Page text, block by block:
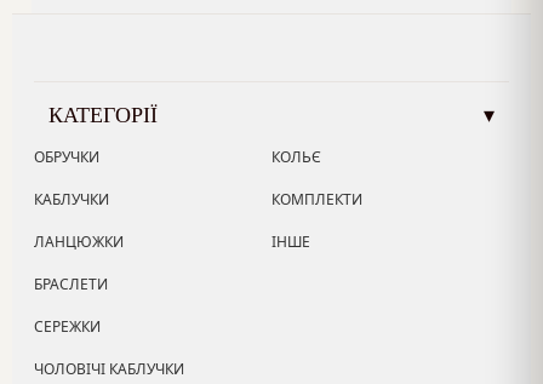
КАТЕГОРІЇ ▾
ОБРУЧКИ
КАБЛУЧКИ
ЛАНЦЮЖКИ
БРАСЛЕТИ
СЕРЕЖКИ
ЧОЛОВІЧІ КАБЛУЧКИ
КОЛЬЄ
КОМПЛЕКТИ
ІНШЕ